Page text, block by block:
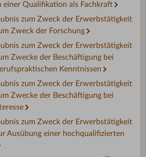
einer Qualifikation als Fachkraft
zum Zweck der Erwerbstätigkeit
Zweck der Forschung
zum Zweck der Erwerbstätigkeit
Zwecke der Beschäftigung bei
Kenntnissen
zum Zweck der Erwerbstätigkeit
Zwecke der Beschäftigung bei
zum Zweck der Erwerbstätigkeit
Ausübung einer hochqualifizierten